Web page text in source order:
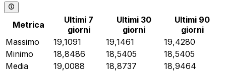
Metrica
Ultimi 7
giorni
Ultimi 30
giorni
Ultimi 90
giorni
Massimo
19,1091 19,1461
19,4280
Minimo
18,8486 18,5405
18,5405
Media
19,0088 18,8737
18,9464